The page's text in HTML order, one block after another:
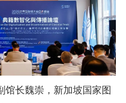
长魏崇，新加坡国家图